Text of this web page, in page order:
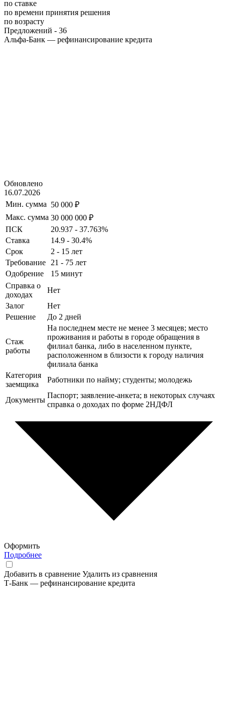
по ставке
по времени принятия решения
по возрасту
Предложений - 36
Альфа-Банк — рефинансирование кредита
Обновлено
16.07.2026
Мин. сумма 50 000 ₽
Макс. сумма 30 000 000 ₽
ПСК
20.937 - 37.763%
Ставка
14.9 - 30.4%
Срок
2 - 15 лет
Требование
21 - 75 лет
Одобрение
15 минут
Справка о
доходах
Нет
Залог
Нет
Решение
До 2 дней
Стаж
работы
На последнем месте не менее 3 месяцев; место
проживания и работы в городе обращения в
филиал банка, либо в населенном пункте,
расположенном в близости к городу наличия
филиала банка
Категория
заемщика
Работники по найму; студенты; молодежь
Документы
Паспорт; заявление-анкета; в некоторых случаях
справка о доходах по форме 2НДФЛ
Оформить
Подробнее
Добавить в сравнение Удалить из сравнения
Т-Банк — рефинансирование кредита